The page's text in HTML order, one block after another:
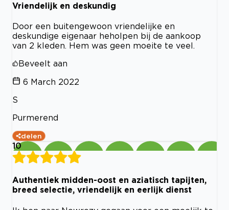
Vriendelijk en deskundig
Door een buitengewoon vriendelijke en
deskundige eigenaar heholpen bij de aankoop
van 2 kleden. Hem was geen moeite te veel.
Beveelt aan
6 March 2022
S
Purmerend
delen
10
Authentiek midden-oost en aziatisch tapijten,
breed selectie, vriendelijk en eerlijk dienst